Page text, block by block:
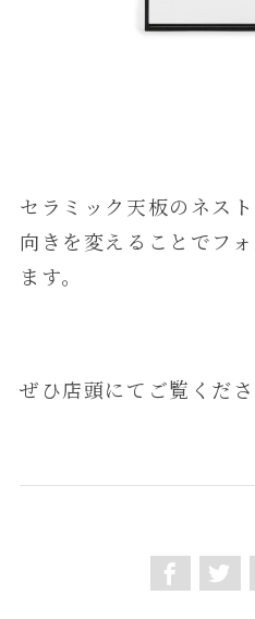
セラミック天板のネス
向きを変えることでフ
ます。
ぜひ店頭にてご覧くださ